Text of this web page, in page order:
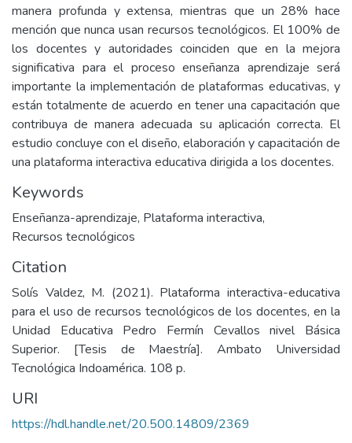
manera profunda y extensa, mientras que un 28% hace
mención que nunca usan recursos tecnológicos. El 100% de
los docentes y autoridades coinciden que en la mejora
significativa para el proceso enseñanza aprendizaje será
importante la implementación de plataformas educativas, y
están totalmente de acuerdo en tener una capacitación que
contribuya de manera adecuada su aplicación correcta. El
estudio concluye con el diseño, elaboración y capacitación de
una plataforma interactiva educativa dirigida a los docentes.
Keywords
Enseñanza-aprendizaje, Plataforma interactiva,
Recursos tecnológicos
Citation
Solís Valdez, M. (2021). Plataforma interactiva-educativa
para el uso de recursos tecnológicos de los docentes, en la
Unidad Educativa Pedro Fermín Cevallos nivel Básica
Superior. [Tesis de Maestría]. Ambato Universidad
Tecnológica Indoamérica. 108 p.
URI
https://hdl.handle.net/20.500.14809/2369